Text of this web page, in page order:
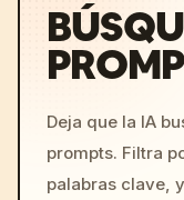
Deja que la IA
prompts. Filtra
palabras clave,